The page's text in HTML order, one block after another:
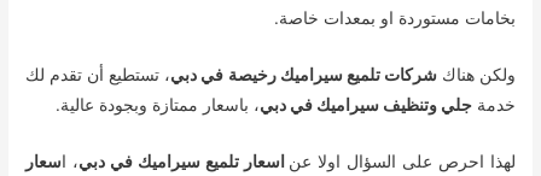
بخامات مستوردة او بمعدات خاصة.
ولكن هناكشركات تلميع سيراميك رخيصة في دبي، تستطيع أن تقدم لك
خدمةجلي وتنظيف سيراميك في دبي، باسعار ممتازة وبجودة عالية.
لهذا احرص على السؤال اولا عن اسعار تلميع سيراميك في دبي، اسعار